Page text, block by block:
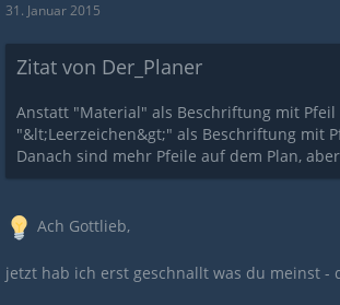
31. Januar 2015
Zitat von Der_Planer
Anstatt "Material" als Beschriftung mit Pfeil
"&lt;Leerzeichen&gt;" als Beschriftung mit
Danach sind mehr Pfeile auf dem Plan,
Ach Gottlieb,
jetzt hab ich erst geschnallt was du meinst -